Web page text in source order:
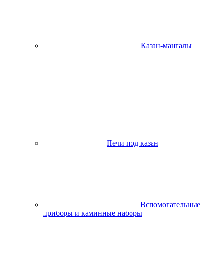
Казан-мангалы
Печи под казан
Вспомогательные
приборы и каминные наборы